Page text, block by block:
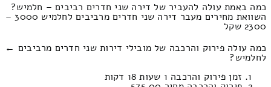
כמה באמת עולה להעביר של דירה שני חדרים רביבים – חלמיש?
השוואת מחירים מעבר דירה שני חדרים מרביבים לחלמיש 3000 –
2300 שקל
כמה עולה פירוק והרכבה של מובילי דירות שני חדרים מרביבים ←
לחלמיש?
זמן פירוק והרכבה 1 שעות 18 דקות